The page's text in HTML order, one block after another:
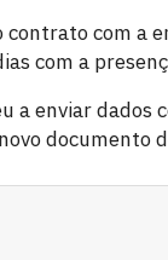
contrato com a
com a
a enviar